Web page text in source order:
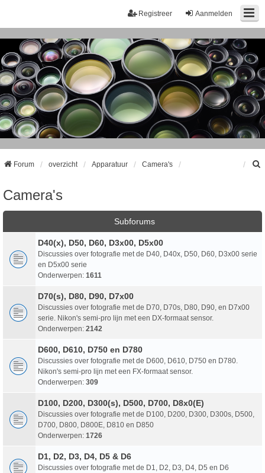
Aanmelden
Registreer
Forum overzicht Apparatuur Camera's
Camera's
Subforums
D40(x), D50, D60, D3x00, D5x00
Discussies over fotografie met de D40, D40x, D50, D60, D3x00 serie
en D5x00 serie
Onderwerpen: 1611
D70(s), D80, D90, D7x00
Discussies over fotografie met de D70, D70s, D80, D90, en D7x00
serie. Nikon's semi-pro lijn met een DX-formaat sensor.
Onderwerpen: 2142
D600, D610, D750 en D780
Discussies over fotografie met de D600, D610, D750 en D780.
Nikon's semi-pro lijn met een FX-formaat sensor.
Onderwerpen: 309
D100, D200, D300(s), D500, D700, D8x0(E)
Discussies over fotografie met de D100, D200, D300, D300s, D500,
D700, D800, D800E, D810 en D850
Onderwerpen: 1726
D1, D2, D3, D4, D5 & D6
Discussies over fotografie met de D1, D2, D3, D4, D5 en D6